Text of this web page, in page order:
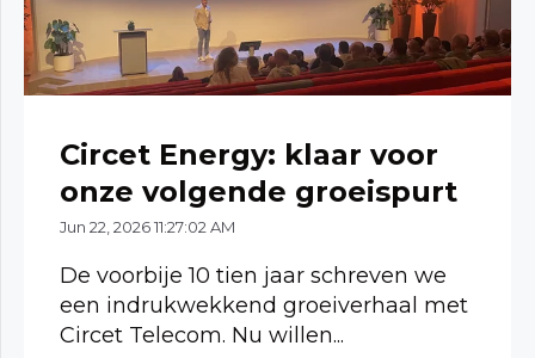
Circet Energy: klaar voor
onze volgende groeispurt
Jun 22, 2026 11:27:02 AM
De voorbije 10 tien jaar schreven we
een indrukwekkend groeiverhaal met
Circet Telecom. Nu willen...